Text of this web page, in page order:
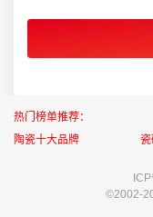
热门榜单推荐：
陶瓷十大品牌
ICP
©2002-